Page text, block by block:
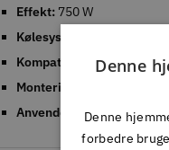
Effekt:750 W
Kølesystem:
Kompatibilitet:BLi-X
Montering:
Bord, hylde
Anvendelse:Professionel
Denne
Denne
forbedre